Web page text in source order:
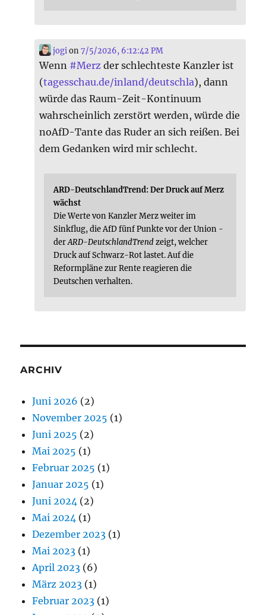
jogi on7/5/2026, 6:12:42 PM
Wenn #Merz der schlechteste Kanzler ist
(tagesschau.de/inland/deutschla), dann
würde das Raum-Zeit-Kontinuum
wahrscheinlich zerstört werden, würde die
noAfD-Tante das Ruder an sich reißen. Bei
dem Gedanken wird mir schlecht.
ARD-DeutschlandTrend: Der Druck auf Merz
wächst
Die Werte von Kanzler Merz weiter im
Sinkflug, die AfD fünf Punkte vor der Union -
derARD-DeutschlandTrendzeigt, welcher
Druck auf Schwarz-Rot lastet. Auf die
Reformpläne zur Rente reagieren die
Deutschen verhalten.
ARCHIV
Juni 2026 (2)
November 2025 (1)
Juni 2025 (2)
Mai 2025 (1)
Februar 2025 (1)
Januar 2025 (1)
Juni 2024 (2)
Mai 2024 (1)
Dezember 2023 (1)
Mai 2023 (1)
April 2023 (6)
März 2023 (1)
Februar 2023 (1)